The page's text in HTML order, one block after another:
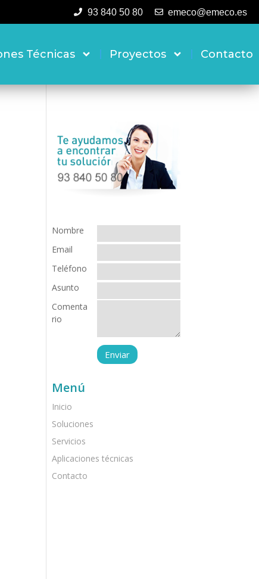
93 840 50 80 emeco@emeco.es
Técnicas Proyectos Contacto
Nombre
Email
Teléfono
Asunto
Comenta
rio
Menú
Inicio
Soluciones
Servicios
Aplicaciones técnicas
Contacto